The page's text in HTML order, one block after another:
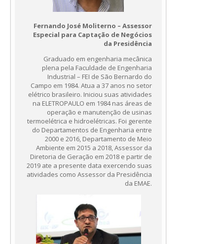
Fernando José Moliterno – Assessor
Especial para Captação de Negócios
da Presidência
Graduado em engenharia mecânica
plena pela Faculdade de Engenharia
Industrial – FEI de São Bernardo do
Campo em 1984. Atua a 37 anos no setor
elétrico brasileiro. Iniciou suas atividades
na ELETROPAULO em 1984 nas áreas de
operação e manutenção de usinas
termoelétrica e hidroelétricas. Foi gerente
do Departamentos de Engenharia entre
2000 e 2016, Departamento de Meio
Ambiente em 2015 a 2018, Assessor da
Diretoria de Geração em 2018 e partir de
2019 ate a presente data exercendo suas
atividades como Assessor da Presidência
da EMAE.